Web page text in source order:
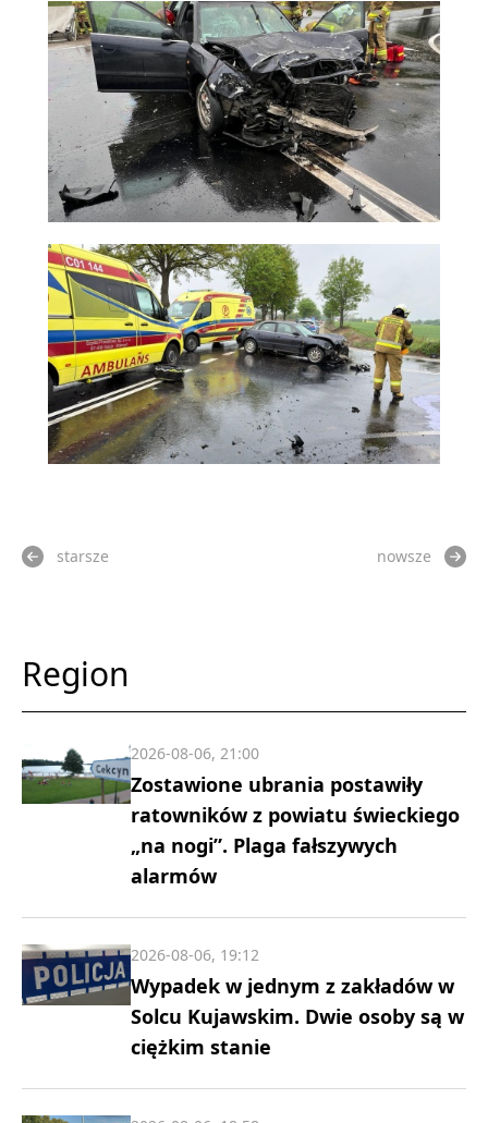
starsze nowsze
Region
Zostawione ubrania postawiły
ratowników z powiatu świeckiego
„na nogi”. Plaga fałszywych
alarmów
2026-08-06, 21:00
Wypadek w jednym z zakładów w
Solcu Kujawskim. Dwie osoby są w
ciężkim stanie
2026-08-06, 19:12